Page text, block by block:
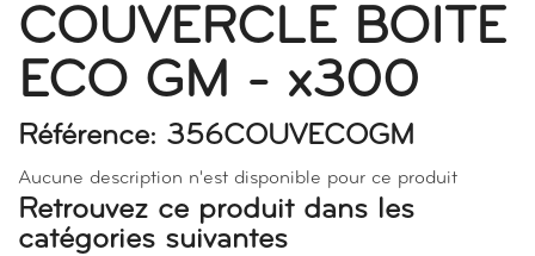
COUVERCLE BOITE
ECO GM - x300
Référence: 356COUVECOGM
Aucune description n'est disponible pour ce produit
Retrouvez ce produit dans les
catégories suivantes